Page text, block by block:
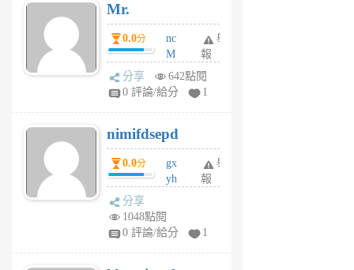
Mr.
0.0分
nc
M
U
F
U
5
個
月
舉
報
分享
642點閱
0 評論/給分
1
nimifdsepd
0.0分
gx
yh
jl
舉
報
分享
1048點閱
0 評論/給分
1